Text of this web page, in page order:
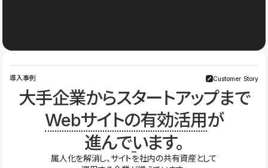
導入事例 Customer Story
大手企業からスタートアップまで
Webサイトの有効活用が
進んでいます。
属人化を解消し、サイトを社内の共有資産として